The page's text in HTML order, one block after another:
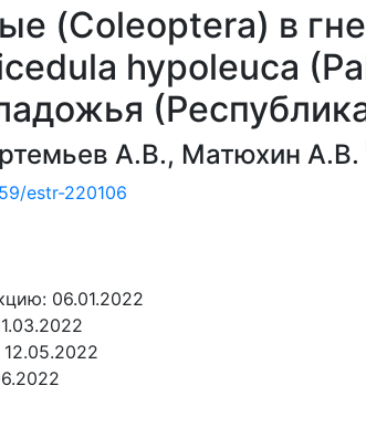
(Coleoptera) в
hypoleuca
А.В., Матюхин А.В.
estr-220106
06.01.2022